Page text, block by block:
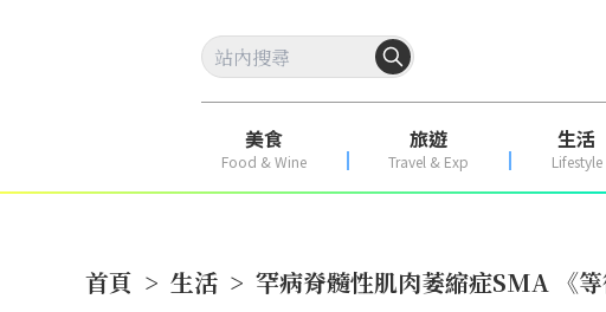
美食
Food & Wine
旅遊
Travel & Exp
生活
Lifestyle
首頁 > 生活 > 罕病脊髓性肌肉萎縮症SMA 《